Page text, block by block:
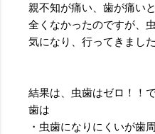
親不知が痛い、歯が痛い
全くなかったのですが、
気になり、行ってきました
結果は、虫歯はゼロ！！で
歯は
・虫歯になりにくいが歯